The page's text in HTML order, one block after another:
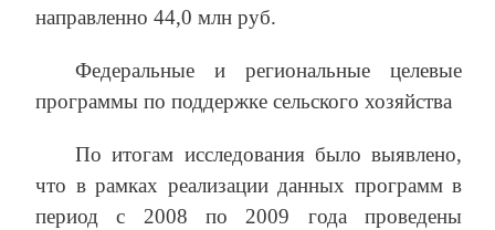
направленно 44,0 млн руб.
Федеральные и региональные целевые
программы по поддержке сельского хозяйства
По итогам исследования было выявлено,
что в рамках реализации данных программ в
период с 2008 по 2009 года проведены